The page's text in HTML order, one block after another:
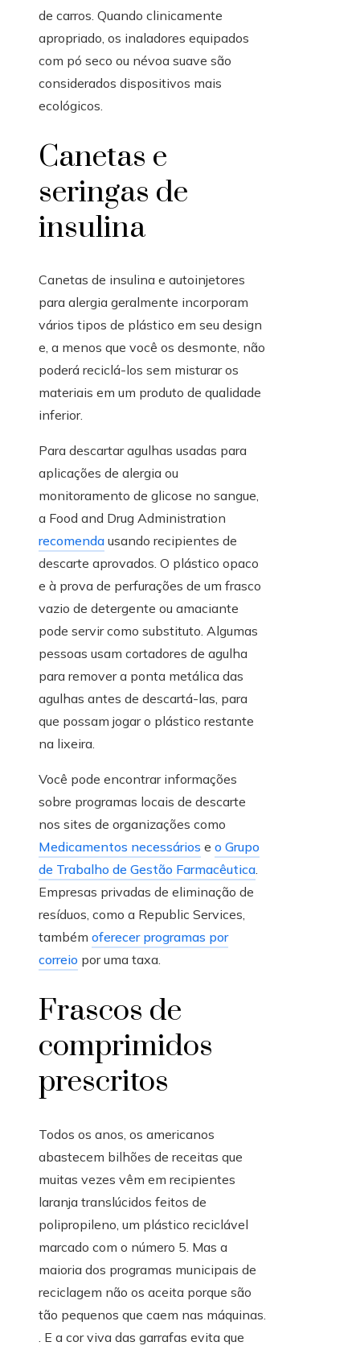
de carros. Quando clinicamente
apropriado, os inaladores equipados
com pó seco ou névoa suave são
considerados dispositivos mais
ecológicos.
Canetas e
seringas de
insulina
Canetas de insulina e autoinjetores
para alergia geralmente incorporam
vários tipos de plástico em seu design
e, a menos que você os desmonte, não
poderá reciclá-los sem misturar os
materiais em um produto de qualidade
inferior.
Para descartar agulhas usadas para
aplicações de alergia ou
monitoramento de glicose no sangue,
a Food and Drug Administration
recomenda usando recipientes de
descarte aprovados. O plástico opaco
e à prova de perfurações de um frasco
vazio de detergente ou amaciante
pode servir como substituto. Algumas
pessoas usam cortadores de agulha
para remover a ponta metálica das
agulhas antes de descartá-las, para
que possam jogar o plástico restante
na lixeira.
Você pode encontrar informações
sobre programas locais de descarte
nos sites de organizações como
Medicamentos necessários e o Grupo
de Trabalho de Gestão Farmacêutica.
Empresas privadas de eliminação de
resíduos, como a Republic Services,
também oferecer programas por
correio por uma taxa.
Frascos de
comprimidos
prescritos
Todos os anos, os americanos
abastecem bilhões de receitas que
muitas vezes vêm em recipientes
laranja translúcidos feitos de
polipropileno, um plástico reciclável
marcado com o número 5. Mas a
maioria dos programas municipais de
reciclagem não os aceita porque são
tão pequenos que caem nas máquinas.
. E a cor viva das garrafas evita que